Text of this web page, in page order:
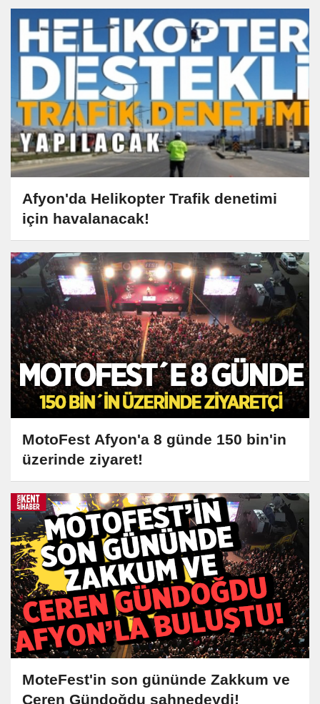
Afyon'da Helikopter Trafik denetimi
için havalanacak!
MotoFest Afyon'a 8 günde 150 bin'in
üzerinde ziyaret!
MoteFest'in son gününde Zakkum ve
Ceren Gündoğdu sahnedeydi!